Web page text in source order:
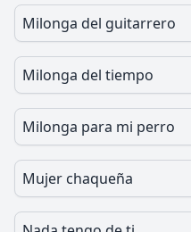
Milonga del guitarrero
Milonga del tiempo
Milonga para mi perro
Mujer chaqueña